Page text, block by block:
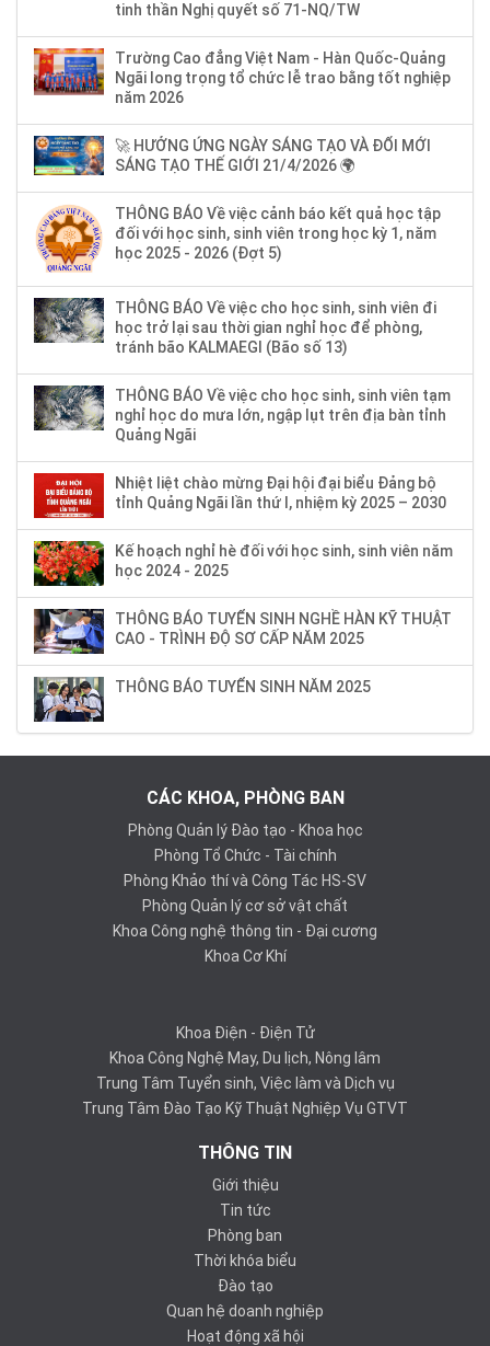
tinh thần Nghị quyết số 71-NQ/TW
Trường Cao đẳng Việt Nam - Hàn Quốc-Quảng
Ngãi long trọng tổ chức lễ trao bằng tốt nghiệp
năm 2026
🚀 HƯỞNG ỨNG NGÀY SÁNG TẠO VÀ ĐỔI MỚI
SÁNG TẠO THẾ GIỚI 21/4/2026 🌍
THÔNG BÁO Về việc cảnh báo kết quả học tập
đối với học sinh, sinh viên trong học kỳ 1, năm
học 2025 - 2026 (Đợt 5)
THÔNG BÁO Về việc cho học sinh, sinh viên đi
học trở lại sau thời gian nghỉ học để phòng,
tránh bão KALMAEGI (Bão số 13)
THÔNG BÁO Về việc cho học sinh, sinh viên tạm
nghỉ học do mưa lớn, ngập lụt trên địa bàn tỉnh
Quảng Ngãi
Nhiệt liệt chào mừng Đại hội đại biểu Đảng bộ
tỉnh Quảng Ngãi lần thứ I, nhiệm kỳ 2025 – 2030
Kế hoạch nghỉ hè đối với học sinh, sinh viên năm
học 2024 - 2025
THÔNG BÁO TUYỂN SINH NGHỀ HÀN KỸ THUẬT
CAO - TRÌNH ĐỘ SƠ CẤP NĂM 2025
THÔNG BÁO TUYỂN SINH NĂM 2025
CÁC KHOA, PHÒNG BAN
Phòng Quản lý Đào tạo - Khoa học
Phòng Tổ Chức - Tài chính
Phòng Khảo thí và Công Tác HS-SV
Phòng Quản lý cơ sở vật chất
Khoa Công nghệ thông tin - Đại cương
Khoa Cơ Khí
Khoa Điện - Điện Tử
Khoa Công Nghệ May, Du lịch, Nông lâm
Trung Tâm Tuyển sinh, Việc làm và Dịch vụ
Trung Tâm Đào Tạo Kỹ Thuật Nghiệp Vụ GTVT
THÔNG TIN
Giới thiệu
Tin tức
Phòng ban
Thời khóa biểu
Đào tạo
Quan hệ doanh nghiệp
Hoạt động xã hội